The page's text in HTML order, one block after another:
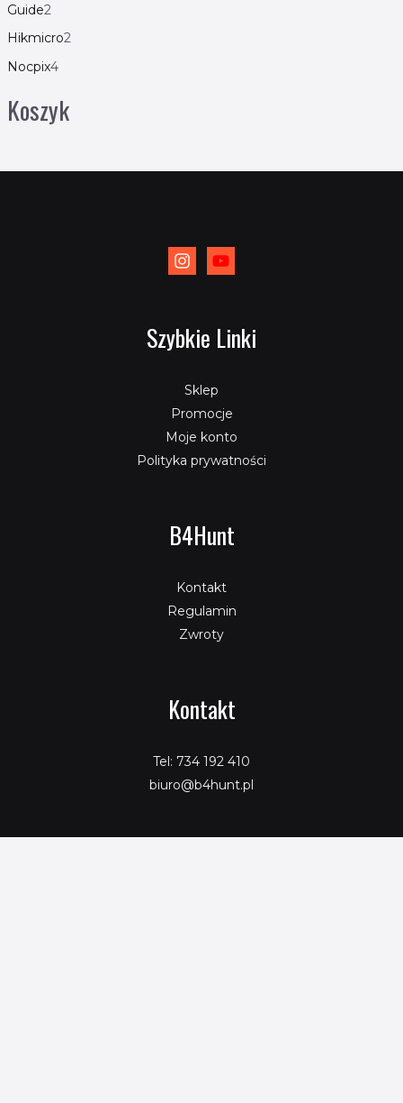
Guide2
Hikmicro2
Nocpix4
Koszyk
Szybkie Linki
Sklep
Promocje
Moje konto
Polityka prywatności
B4Hunt
Kontakt
Regulamin
Zwroty
Kontakt
Tel: 734 192 410
biuro@b4hunt.pl